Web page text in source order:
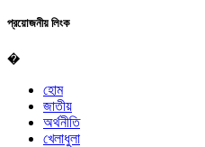
প্রয়োজনীয় লিংক
�
হোম
জাতীয়
অর্থনীতি
খেলাধুলা